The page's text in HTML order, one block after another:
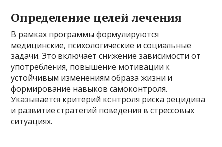
Определение целей лечения
В рамках программы формулируются
медицинские, психологические и социальные
задачи. Это включает снижение зависимости от
употребления, повышение мотивации к
устойчивым изменениям образа жизни и
формирование навыков самоконтроля.
Указывается критерий контроля риска рецидива
и развитие стратегий поведения в стрессовых
ситуациях.